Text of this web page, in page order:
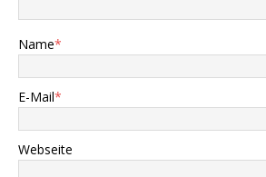
Name*
E-Mail*
Webseite